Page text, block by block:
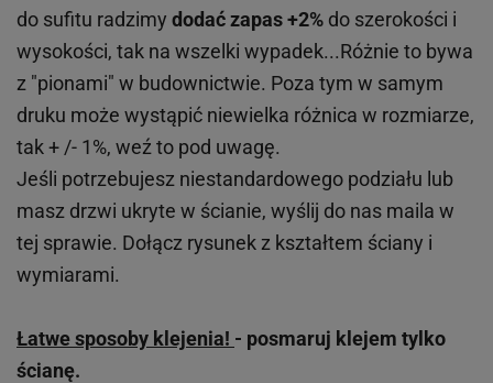
do sufitu radzimy dodać zapas +2% do szerokości i
wysokości, tak na wszelki wypadek...Różnie to bywa
z "pionami" w budownictwie. Poza tym w samym
druku może wystąpić niewielka różnica w rozmiarze,
tak + /- 1%, weź to pod uwagę.
Jeśli potrzebujesz niestandardowego podziału lub
masz drzwi ukryte w ścianie, wyślij do nas maila w
tej sprawie. Dołącz rysunek z kształtem ściany i
wymiarami.
Łatwe sposoby klejenia! - posmaruj klejem tylko
ścianę.